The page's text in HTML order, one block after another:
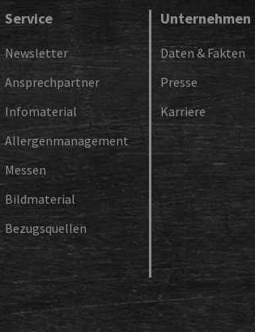
Service
Newsletter
Ansprechpartner
Infomaterial
Allergenmanagement
Messen
Bildmaterial
Bezugsquellen
Unternehmen
Daten & Fakten
Presse
Karriere